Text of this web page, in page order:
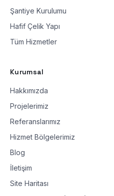
Şantiye Kurulumu
Hafif Çelik Yapı
Tüm Hizmetler
Kurumsal
Hakkımızda
Projelerimiz
Referanslarımız
Hizmet Bölgelerimiz
Blog
İletişim
Site Haritası